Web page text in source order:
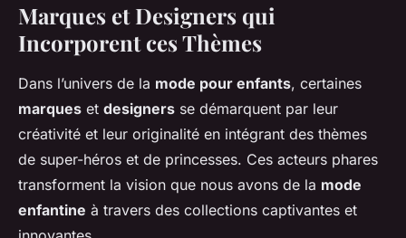
Marques et Designers qui
Incorporent ces Thèmes
Dans l’univers de la mode pour enfants, certaines
marques et designers se démarquent par leur
créativité et leur originalité en intégrant des thèmes
de super-héros et de princesses. Ces acteurs phares
transforment la vision que nous avons de la mode
enfantine à travers des collections captivantes et